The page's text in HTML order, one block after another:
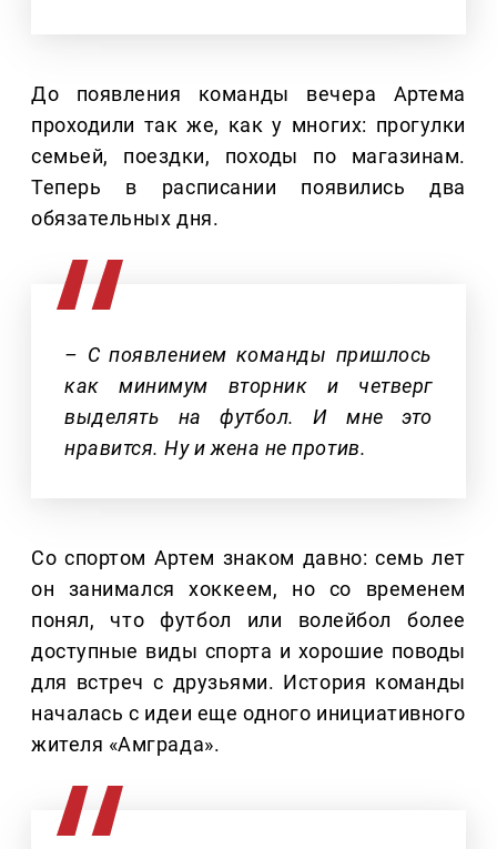
До появления команды вечера Артема
проходили так же, как у многих: прогулки
семьей, поездки, походы по магазинам.
Теперь в расписании появились два
обязательных дня.
– С появлением команды пришлось
как минимум вторник и четверг
выделять на футбол. И мне это
нравится. Ну и жена не против.
Со спортом Артем знаком давно: семь лет
он занимался хоккеем, но со временем
понял, что футбол или волейбол более
доступные виды спорта и хорошие поводы
для встреч с друзьями. История команды
началась с идеи еще одного инициативного
жителя «Амграда».